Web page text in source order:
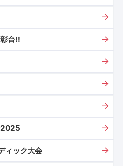
台‼
2025
ィック大会